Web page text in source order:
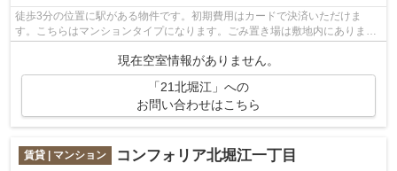
徒歩3分の位置に駅がある物件です。初期費用はカードで決済いただけま
す。こちらはマンションタイプになります。ごみ置き場は敷地内にありま
す。大阪市西区エリアにある賃貸情報のこと...
現在空室情報がありません。
「21北堀江」への
お問い合わせはこちら
賃貸 | マンション コンフォリア北堀江一丁目